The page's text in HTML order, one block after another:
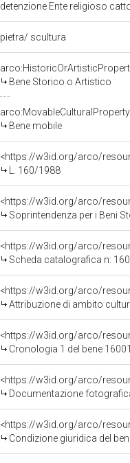
detenzione Ente religioso
pietra/ scultura
Bene Storico o Artistico
arco:MovableCulturalProperty
Bene mobile
<https://w3id.org/arco/
L. 160/1988
<https://w3id.org/arco/
Soprintendenza per i Beni
<https://w3id.org/arco/
Scheda catalografica n:
<https://w3id.org/arco/
Attribuzione di ambito
<https://w3id.org/arco/
Cronologia 1 del bene
<https://w3id.org/arco/
Documentazione
<https://w3id.org/arco/
Condizione giuridica del